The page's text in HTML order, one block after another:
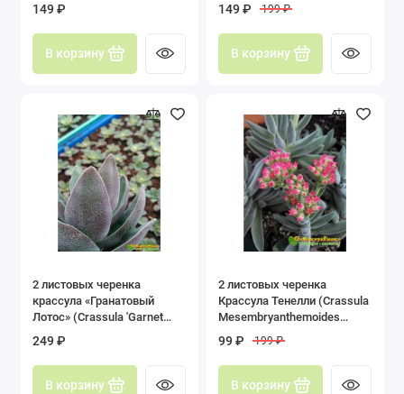
Chocolate Soldier, каланхое
томентоза)
149 ₽
В корзину
149 ₽ 199 ₽
В корзину
2 листовых черенка
крассула «Гранатовый
Лотос» (Crassula 'Garnet
249 ₽
В корзину
2 листовых черенка
Крассула Тенелли (Crassula
Mesembryanthemoides
Мезембриатемовидная
Тенелли)
99 ₽ 199 ₽
В корзину